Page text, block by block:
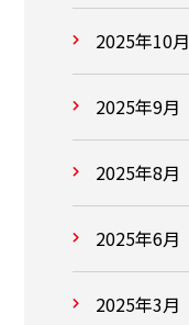
2025年10月
2025年9月
2025年8月
2025年6月
2025年3月